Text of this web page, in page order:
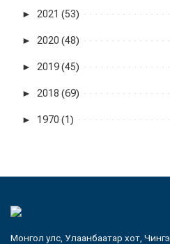
► 2021 (53)
► 2020 (48)
► 2019 (45)
► 2018 (69)
► 1970 (1)
Монгол улс, Улаанбаатар хот,